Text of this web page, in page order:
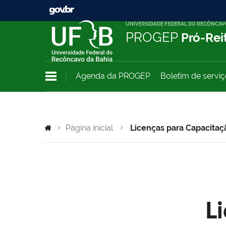
UNIVERSIDADE FEDERAL DO
PROGEP Pró-
Agenda da PROGEP Boletim de
Página inicial Licenças para